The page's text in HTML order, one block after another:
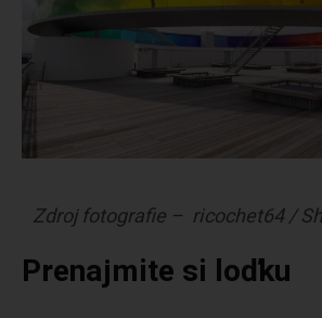
Zdroj fotografie – ricochet64 /
Prenajmite si loďku